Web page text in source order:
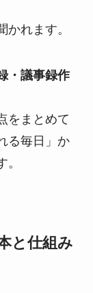
れます。
・議事録作
をまとめて
る毎日」か
と仕組み